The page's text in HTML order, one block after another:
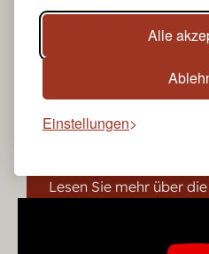
Alle
Einstellungen
auch mentale Faktoren
eine dauerhafte Lösung für
stotterfreies Leben führen
einen bewährten Weg zu
Lesen Sie mehr über